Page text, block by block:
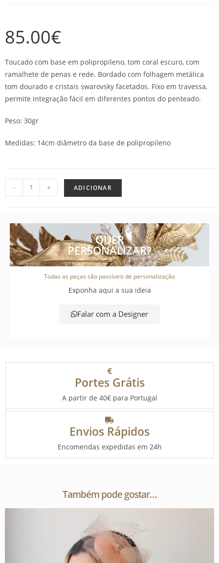
85.00€
Toucado com base em polipropileno, tom coral escuro, com
ramalhete de penas e rede. Bordado com folhagem metálica
tom dourado e cristais swarovsky facetados. Fixo em travessa,
permite integração fácil em diferentes pontos do penteado.
Peso: 30gr
Medidas: 14cm diâmetro da base de polipropileno
- + ADICIONAR
QUER
PERSONALIZAR?
Todas as peças são passíveis de personalização
Exponha aqui a sua ideia
Falar com a Designer
Portes Grátis
A partir de 40€ para Portugal
Envios Rápidos
Encomendas expedidas em 24h
Também pode gostar…